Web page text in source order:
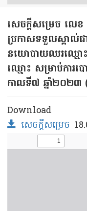
សេចក្តីសម្រេច លេ
ប្រកាសទទួលស្គាល់ជា
នយោបាយឈរឈ្មោះ
ឈ្មោះ សម្រាប់ការប
កាលទី៧ ឆ្នាំ២០២៣ (
Download
សេចក្តីសម្រេច